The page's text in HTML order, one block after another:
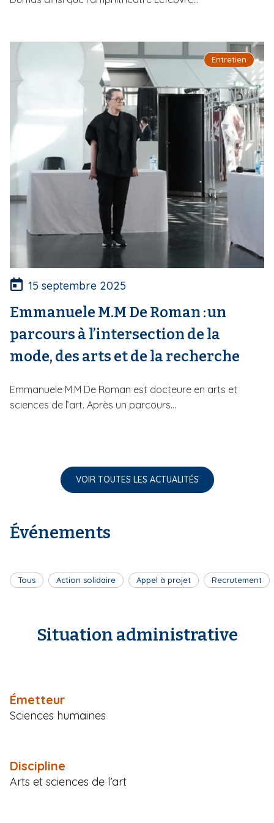
Entretien
15 septembre 2025
Emmanuele M.M De Roman : un
parcours à l’intersection de la
mode, des arts et de la recherche
Emmanuele M.M De Roman est docteure en arts et
sciences de l’art. Après un parcours...
VOIR TOUTES LES ACTUALITÉS
Événements
Tous Action solidaire Appel à projet Recrutement
Situation administrative
Émetteur
Sciences humaines
Discipline
Arts et sciences de l’art